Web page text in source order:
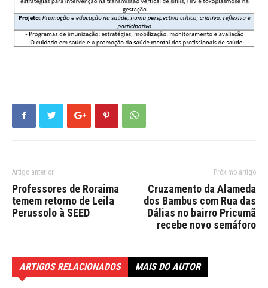
Artigo anterior
Professores de Roraima
temem retorno de Leila
Perussolo à SEED
Próximo artigo
Cruzamento da Alameda
dos Bambus com Rua das
Dálias no bairro Pricumã
recebe novo semáforo
ARTIGOS RELACIONADOS MAIS DO AUTOR